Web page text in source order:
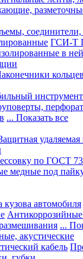
ГСИ-Т
в
инструмент
... Показать все
удаляемая
по ГОСТ
медные под
автомобиля
...
акустические
кабель